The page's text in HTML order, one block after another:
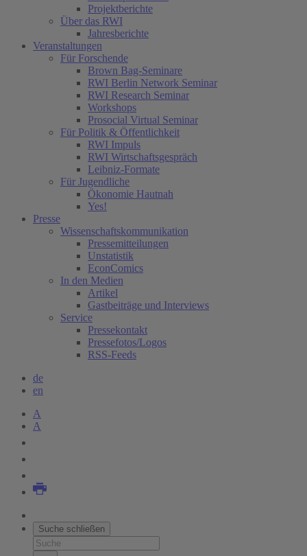
Projektberichte
Über das RWI
Jahresberichte
Veranstaltungen
Für Forschende
Brown Bag-Seminare
RWI Berlin Network Seminar
RWI Research Seminar
Workshops
Prosocial Virtual Seminar
Für Politik & Öffentlichkeit
RWI Impuls
RWI Wirtschaftsgespräch
Leibniz-Formate
Für Jugendliche
Ökonomie Hautnah
Yes!
Presse
Wissenschaftskommunikation
Pressemitteilungen
Unstatistik
EconComics
In den Medien
Artikel
Gastbeiträge und Interviews
Service
Pressekontakt
Pressefotos/Logos
RSS-Feeds
de
en
A
A
Suche schließen